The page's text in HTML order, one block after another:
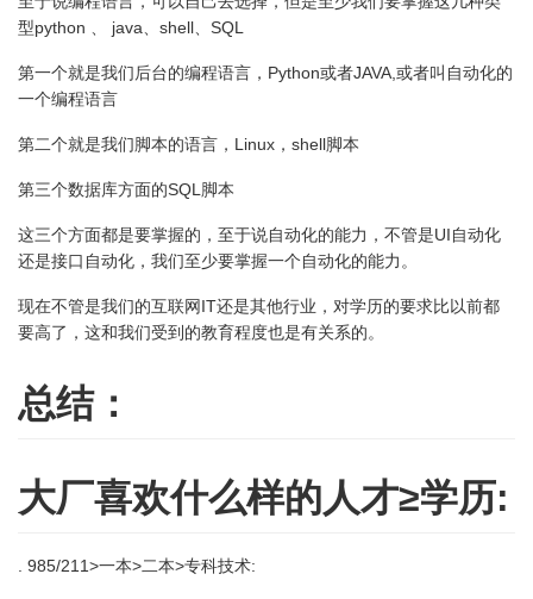
型python 、 java、shell、SQL
第一个就是我们后台的编程语言，Python或者JAVA,或者叫自动化的
一个编程语言
第二个就是我们脚本的语言，Linux，shell脚本
第三个数据库方面的SQL脚本
这三个方面都是要掌握的，至于说自动化的能力，不管是UI自动化
还是接口自动化，我们至少要掌握一个自动化的能力。
现在不管是我们的互联网IT还是其他行业，对学历的要求比以前都
要高了，这和我们受到的教育程度也是有关系的。
总结：
大厂喜欢什么样的人才≥学历:
. 985/211>一本>二本>专科技术: